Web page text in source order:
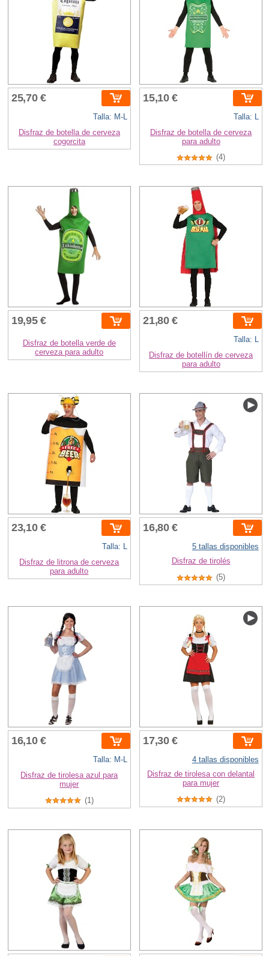
25,70 €
Talla: M-L
Disfraz de botella de cerveza
cogorcita
15,10 €
Talla: L
Disfraz de botella de cerveza
para adulto
(4)
19,95 €
Disfraz de botella verde de
cerveza para adulto
21,80 €
Talla: L
Disfraz de botellín de cerveza
para adulto
23,10 €
Talla: L
Disfraz de litrona de cerveza
para adulto
16,80 €
5 tallas disponibles
Disfraz de tirolés
(5)
16,10 €
Talla: M-L
Disfraz de tirolesa azul para
mujer
(1)
17,30 €
4 tallas disponibles
Disfraz de tirolesa con delantal
para mujer
(2)